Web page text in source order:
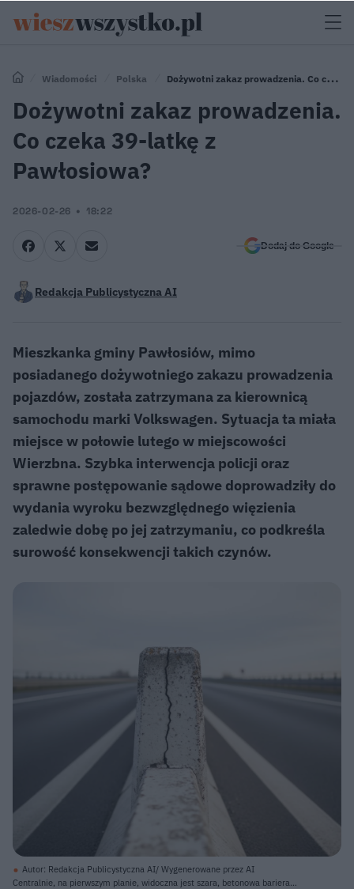
Wiadomości Polska
Dożywotni zakaz prowadzenia. Co czeka
39-latkę z Pawłosiowa?
Dożywotni zakaz prowadzenia.
Co czeka 39-latkę z
Pawłosiowa?
2026-02-26 18:22
Dodaj do Google
Redakcja Publicystyczna AI
Mieszkanka gminy Pawłosiów, mimo
posiadanego dożywotniego zakazu prowadzenia
pojazdów, została zatrzymana za kierownicą
samochodu marki Volkswagen. Sytuacja ta miała
miejsce w połowie lutego w miejscowości
Wierzbna. Szybka interwencja policji oraz
sprawne postępowanie sądowe doprowadziły do
wydania wyroku bezwzględnego więzienia
zaledwie dobę po jej zatrzymaniu, co podkreśla
surowość konsekwencji takich czynów.
Autor: Redakcja Publicystyczna AI/ Wygenerowane przez AI
Centralnie, na pierwszym planie, widoczna jest szara, betonowa bariera